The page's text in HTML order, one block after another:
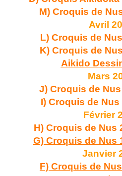
M) Croquis de
Avril
L) Croquis de
K) Croquis de
Aikido
Mars
J) Croquis de
I) Croquis de Nus
Février
H) Croquis de Nus
G) Croquis de Nus
Janvier
F) Croquis de